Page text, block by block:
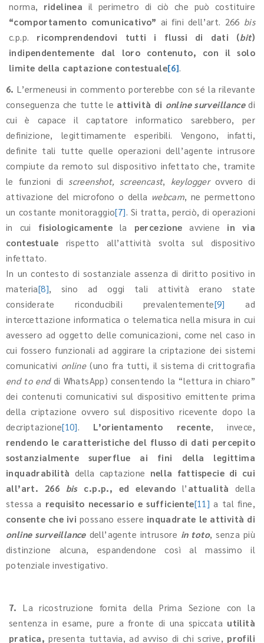
norma, ridelinea il perimetro di ciò che può costituire
“comportamento comunicativo” ai fini dell’art. 266 bis
c.p.p. ricomprendendovi tutti i flussi di dati (bit)
indipendentemente dal loro contenuto, con il solo
limite della captazione contestuale[6].
6. L’ermeneusi in commento porterebbe con sé la rilevante
conseguenza che tutte le attività di online surveillancedi
cui è capace il captatore informatico sarebbero, per
definizione, legittimamente esperibili. Vengono, infatti,
definite tali tutte quelle operazioni dell’agente intrusore
compiute da remoto sul dispositivo infettato che, tramite
le funzioni di screenshot, screencast, keyloggerovvero di
attivazione del microfono o della webcam, ne permettono
un costante monitoraggio[7]. Si tratta, perciò, di operazioni
in cui fisiologicamente la percezione avviene in via
contestuale rispetto all’attività svolta sul dispositivo
infettato.
In un contesto di sostanziale assenza di diritto positivo in
materia[8], sino ad oggi tali attività erano state
considerate riconducibili prevalentemente[9] ad
intercettazione informatica o telematica nella misura in cui
avessero ad oggetto delle comunicazioni, come nel caso in
cui fossero funzionali ad aggirare la criptazione dei sistemi
comunicativi online(uno fra tutti, il sistema di crittografia
end to end di WhatsApp) consentendo la “lettura in chiaro”
dei contenuti comunicativi sul dispositivo emittente prima
della criptazione ovvero sul dispositivo ricevente dopo la
decriptazione[10]. L’orientamento recente, invece,
rendendo le caratteristiche del flusso di dati percepito
sostanzialmente superflue ai fini della legittima
inquadrabilità della captazione nella fattispecie di cui
all’art. 266 bisc.p.p., ed elevando l’ attualità della
stessa a requisito necessario e sufficiente[11] a tal fine,
consente che ivi possano essere inquadrate le attività di
online surveillancedell’agente intrusore in toto, senza più
distinzione alcuna, espandendone così al massimo il
potenziale investigativo.
7. La ricostruzione fornita della Prima Sezione con la
sentenza in esame, pure a fronte di una spiccata utilità
pratica, presenta tuttavia, ad avviso di chi scrive, profili